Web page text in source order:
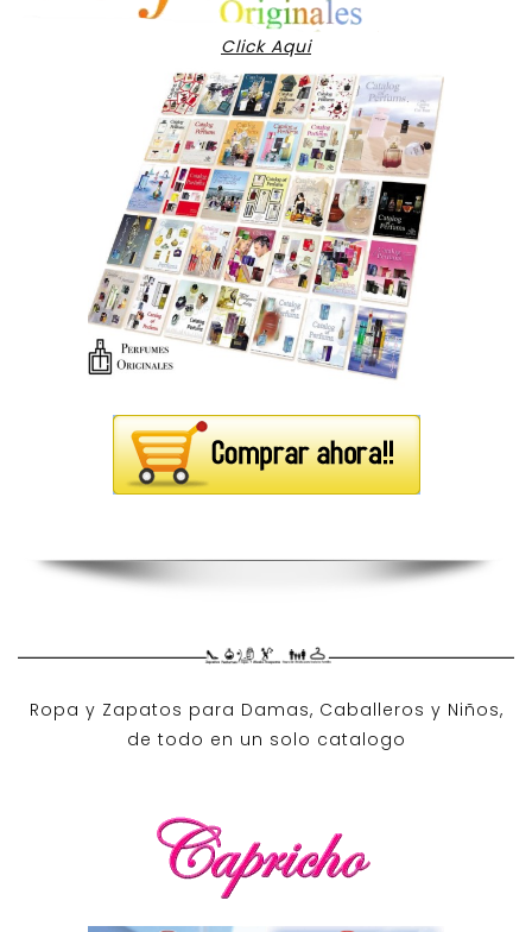
Click Aqui
Ropa y Zapatos para Damas, Caballeros y Niños,
de todo en un solo catalogo